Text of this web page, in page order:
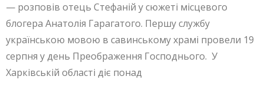
— розповів отець Стефаній у сюжеті місцевого
блогера Анатолія Гарагатого. Першу службу
українською мовою в савинському храмі провели 19
серпня у день Преображення Господнього. У
Харківській області діє понад